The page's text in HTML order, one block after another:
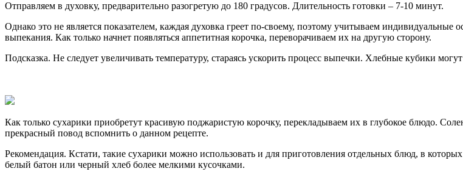
Отправляем в духовку, предварительно разогретую до 180 градусов. Длительность готовки – 7-10 минут.
Однако это не является показателем, каждая духовка греет по-своему, поэтому учитываем
выпекания. Как только начнет появляться аппетитная корочка, переворачиваем их на другую сторону.
Подсказка. Не следует увеличивать температуру, стараясь ускорить процесс выпечки. Хлебные кубики
Как только сухарики приобретут красивую поджаристую корочку, перекладываем их в глубокое блюдо.
прекрасный повод вспомнить о данном рецепте.
Рекомендация. Кстати, такие сухарики можно использовать и для приготовления отдельных блюд, в
белый батон или черный хлеб более мелкими кусочками.